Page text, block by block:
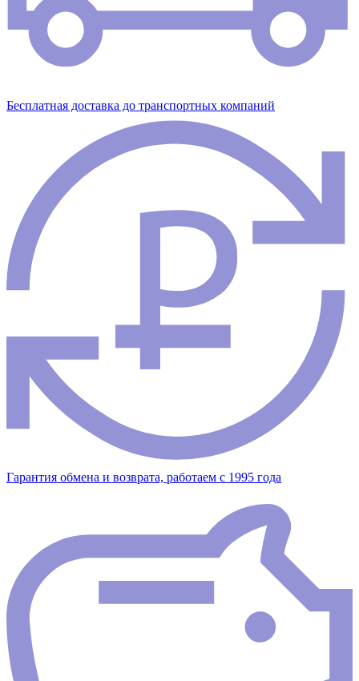
Бесплатная доставка до транспортных компаний
Гарантия обмена и возврата, работаем с 1995 года